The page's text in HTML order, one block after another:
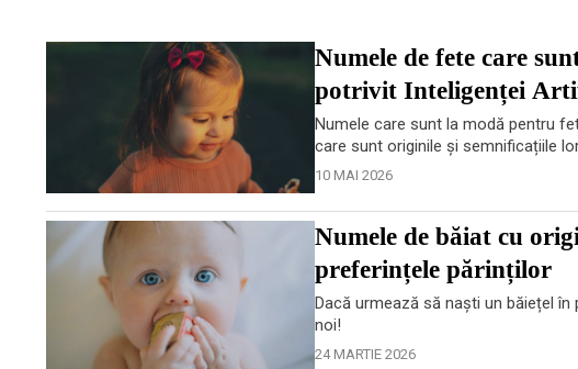
Numele de fete care
potrivit Inteligenței
Numele care sunt la modă pentru
care sunt originile și semnificațiile
10 MAI 2026
Numele de băiat cu
preferințele părinților
Dacă urmează să naști un băiețel
noi!
24 MARTIE 2026